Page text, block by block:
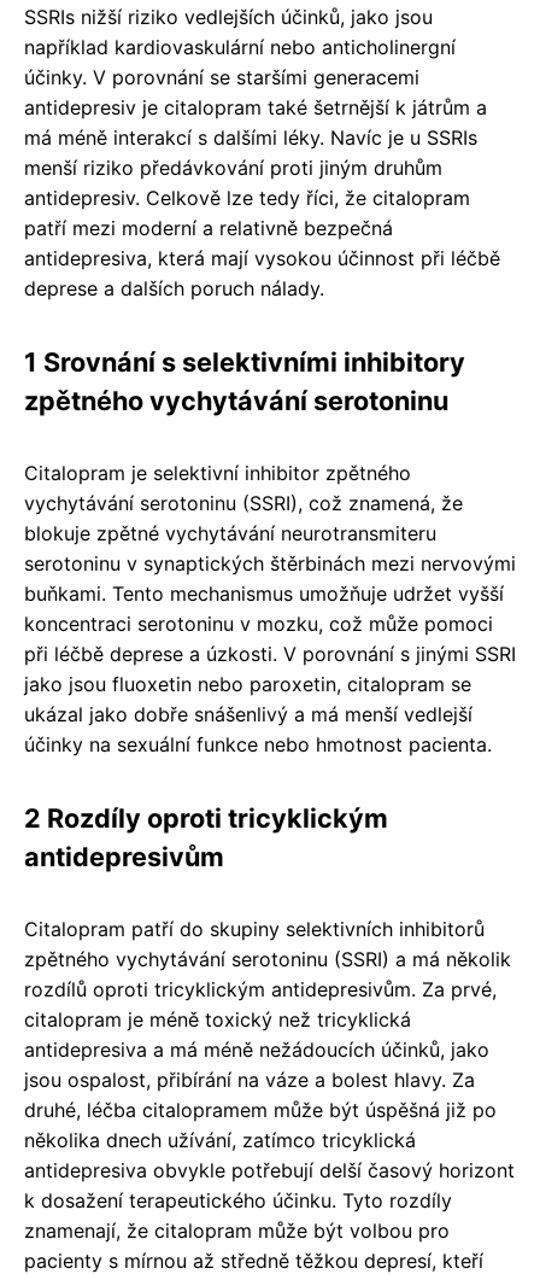
SSRIs nižší riziko vedlejších účinků, jako jsou
například kardiovaskulární nebo anticholinergní
účinky. V porovnání se staršími generacemi
antidepresiv je citalopram také šetrnější k játrům a
má méně interakcí s dalšími léky. Navíc je u SSRIs
menší riziko předávkování proti jiným druhům
antidepresiv. Celkově lze tedy říci, že citalopram
patří mezi moderní a relativně bezpečná
antidepresiva, která mají vysokou účinnost při léčbě
deprese a dalších poruch nálady.
1 Srovnání s selektivními inhibitory
zpětného vychytávání serotoninu
Citalopram je selektivní inhibitor zpětného
vychytávání serotoninu (SSRI), což znamená, že
blokuje zpětné vychytávání neurotransmiteru
serotoninu v synaptických štěrbinách mezi nervovými
buňkami. Tento mechanismus umožňuje udržet vyšší
koncentraci serotoninu v mozku, což může pomoci
při léčbě deprese a úzkosti. V porovnání s jinými SSRI
jako jsou fluoxetin nebo paroxetin, citalopram se
ukázal jako dobře snášenlivý a má menší vedlejší
účinky na sexuální funkce nebo hmotnost pacienta.
2 Rozdíly oproti tricyklickým
antidepresivům
Citalopram patří do skupiny selektivních inhibitorů
zpětného vychytávání serotoninu (SSRI) a má několik
rozdílů oproti tricyklickým antidepresivům. Za prvé,
citalopram je méně toxický než tricyklická
antidepresiva a má méně nežádoucích účinků, jako
jsou ospalost, přibírání na váze a bolest hlavy. Za
druhé, léčba citalopramem může být úspěšná již po
několika dnech užívání, zatímco tricyklická
antidepresiva obvykle potřebují delší časový horizont
k dosažení terapeutického účinku. Tyto rozdíly
znamenají, že citalopram může být volbou pro
pacienty s mírnou až středně těžkou depresí, kteří